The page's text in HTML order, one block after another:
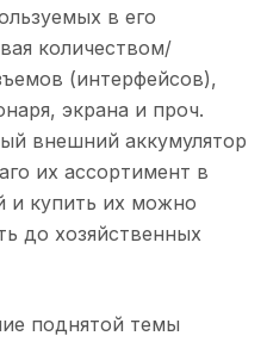
в его
количеством/
(интерфейсов),
экрана и проч.
внешний аккумулятор
их ассортимент в
и купить их можно
до хозяйственных
поднятой темы